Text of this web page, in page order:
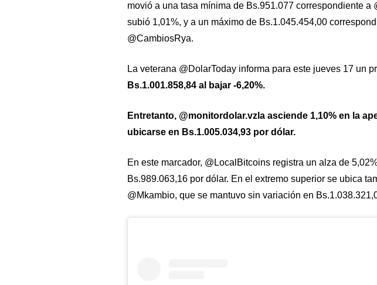
movió a una tasa mínima de Bs.951.077 correspondiente a
subió 1,01%, y a un máximo de Bs.1.045.454,00
@CambiosRya.
La veterana @DolarToday informa para este jueves 17 un
Bs.1.001.858,84 al bajar -6,20%.
Entretanto, @monitordolar.vzla asciende 1,10% en la
ubicarse en Bs.1.005.034,93 por dólar.
En este marcador, @LocalBitcoins registra un alza de
Bs.989.063,16 por dólar. En el extremo superior se ubica
@Mkambio, que se mantuvo sin variación en